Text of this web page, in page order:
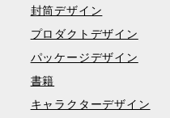
封筒デザイン
プロダクトデザイン
パッケージデザイン
書籍
キャラクターデザイン